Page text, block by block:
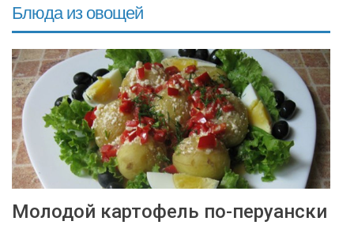
Блюда из овощей
Молодой картофель по-перуански